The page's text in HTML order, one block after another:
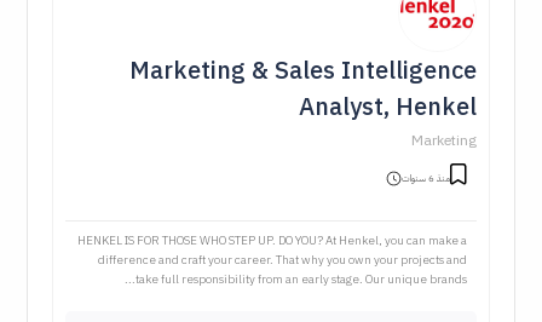
Marketing & Sales Intelligence
Analyst, Henkel
Marketing
منذ 6 سنوات
HENKEL IS FOR THOSE WHO STEP UP. DO YOU? At Henkel, you can make a
difference and craft your career. That why you own your projects and
take full responsibility from an early stage. Our unique brands...